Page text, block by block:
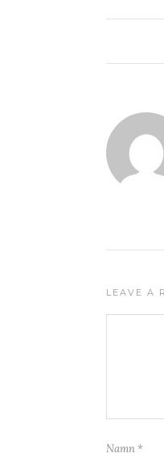
LEAVE A
Namn *